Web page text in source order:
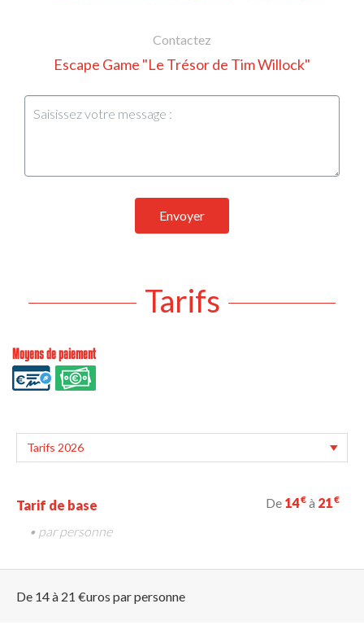
Contactez
Escape Game "Le Trésor de Tim Willock"
Envoyer
Tarifs
Moyens de paiement
Tarif de base De 14€ à 21 €
• par personne
De 14 à 21 €uros par personne